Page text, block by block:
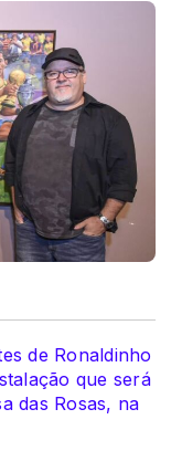
de Ronaldinho
que será
das Rosas, na